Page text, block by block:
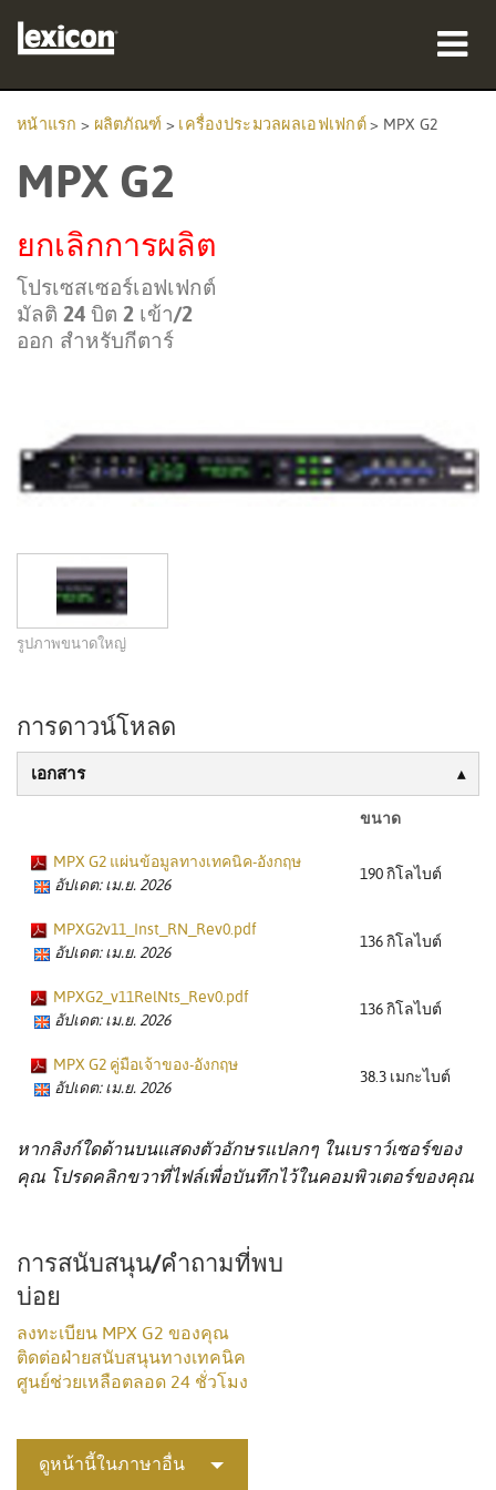
ผลิตภัณฑ์
ที่ซื้อสินค้า
การฝึกอบรม
ภาษา/ภูมิภาค
หน้าแรก > ผลิตภัณฑ์ > เครื่องประมวลผลเอฟเฟกต์> MPX G2
MPX G2
ยกเลิกการผลิต
โปรเซสเซอร์เอฟเฟกต์
มัลติ 24 บิต 2 เข้า/2
ออก สำหรับกีตาร์
รูปภาพขนาดใหญ่
การดาวน์โหลด
เอกสาร
ขนาด
MPX G2 แผ่นข้อมูลทางเทคนิค-อังกฤษ
อัปเดต: เม.ย. 2026
190 กิโลไบต์
MPXG2v11_Inst_RN_Rev0.pdf
อัปเดต: เม.ย. 2026
136 กิโลไบต์
MPXG2_v11RelNts_Rev0.pdf
อัปเดต: เม.ย. 2026
136 กิโลไบต์
MPX G2 คู่มือเจ้าของ-อังกฤษ
อัปเดต: เม.ย. 2026
38.3 เมกะไบต์
หากลิงก์ใดด้านบนแสดงตัวอักษรแปลกๆ ในเบราว์เซอร์ของ
คุณ โปรดคลิกขวาที่ไฟล์เพื่อบันทึกไว้ในคอมพิวเตอร์ของคุณ
การสนับสนุน/คำถามที่พบ
บ่อย
ลงทะเบียน MPX G2 ของคุณ
ติดต่อฝ่ายสนับสนุนทางเทคนิค
ศูนย์ช่วยเหลือตลอด 24 ชั่วโมง
ดูหน้านี้ในภาษาอื่น